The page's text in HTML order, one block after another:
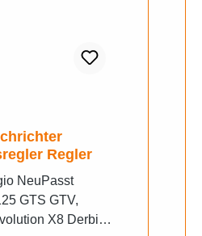
Regler
NeuPasst
GTS GTV,
X8 Derbi